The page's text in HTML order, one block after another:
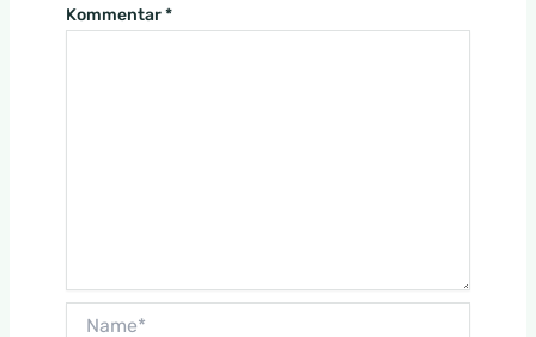
Kommentar*